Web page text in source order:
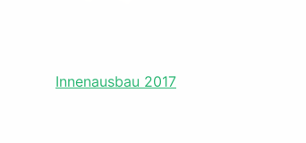
Innenausbau 2017